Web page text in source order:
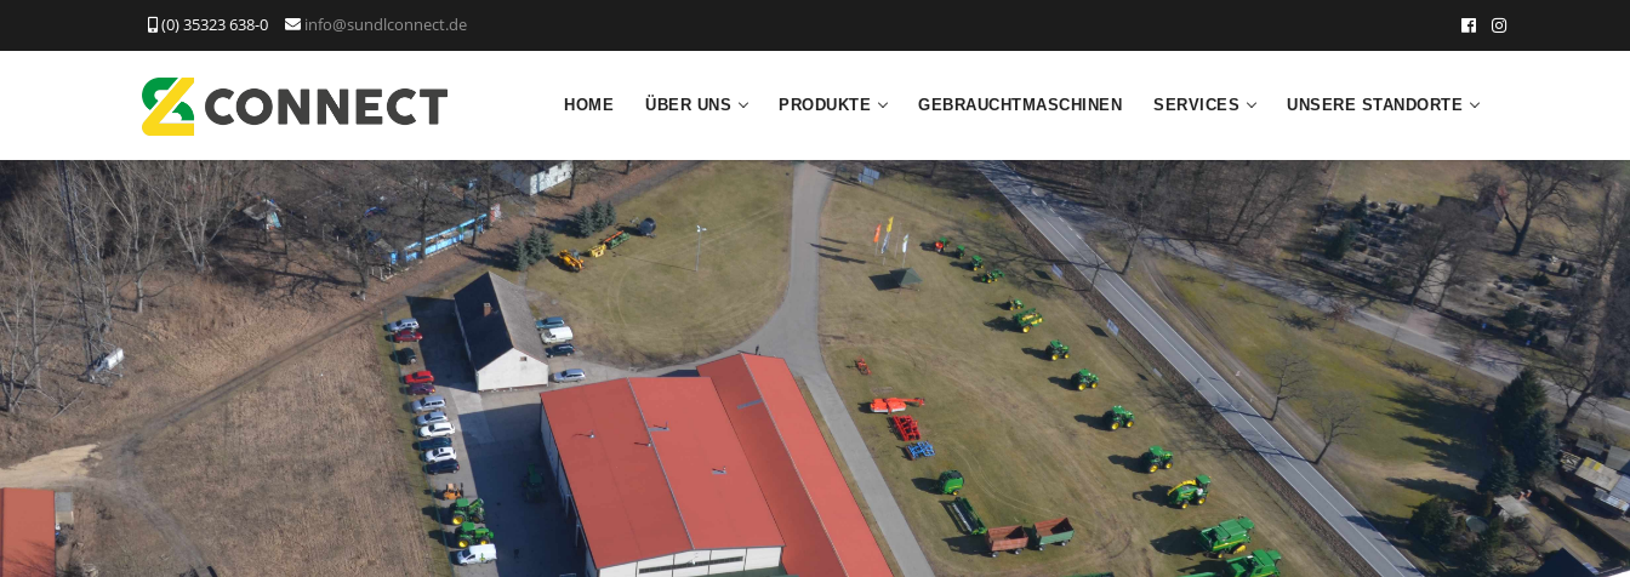
(0) 35323 638-0 info@sundlconnect.de
HOME ÜBER UNS PRODUKTE GEBRAUCHTMASCHINEN SERVICES UNSERE STANDORTE